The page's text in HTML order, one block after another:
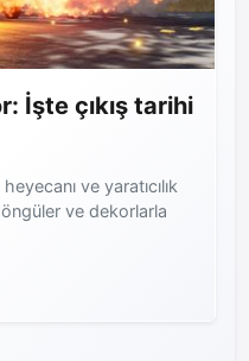
İşte çıkış tarihi
ve yaratıcılık
ve dekorlarla